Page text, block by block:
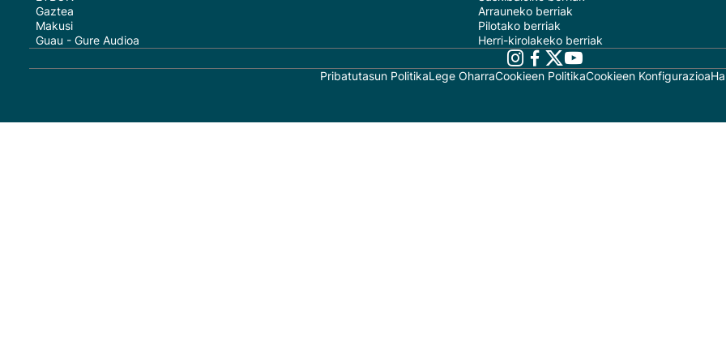
Gaztea
Makusi
Guau - Gure Audioa
Arrauneko berriak
Pilotako berriak
Herri-kirolakeko berriak
Pribatutasun PolitikaLege OharraCookieen PolitikaCookieen Konfigurazioa